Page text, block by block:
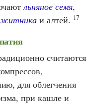
льняное семя,
и алтей. 17
считаются
для облегчения
при кашле и